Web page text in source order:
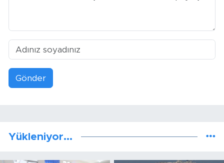
Gönder
Yükleniyor...